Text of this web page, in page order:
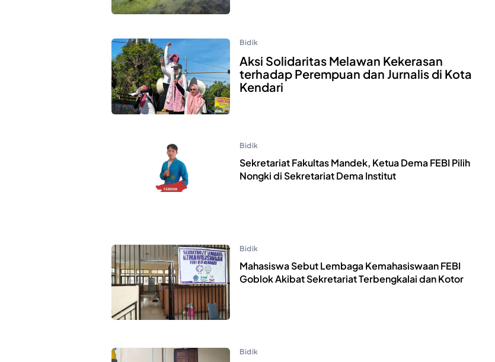
Bidik
Aksi Solidaritas Melawan Kekerasan
terhadap Perempuan dan Jurnalis di Kota
Kendari
Bidik
Sekretariat Fakultas Mandek, Ketua Dema FEBI Pilih
Nongki di Sekretariat Dema Institut
Bidik
Mahasiswa Sebut Lembaga Kemahasiswaan FEBI
Goblok Akibat Sekretariat Terbengkalai dan Kotor
Bidik